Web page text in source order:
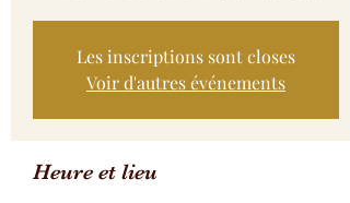
Les inscriptions sont closes
Voir d'autres événements
Heure et lieu